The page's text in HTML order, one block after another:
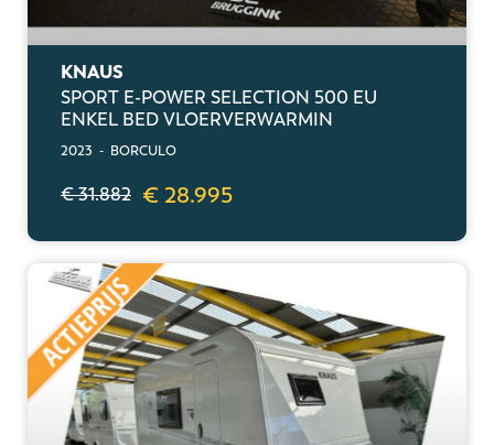
KNAUS
SPORT E-POWER SELECTION 500 EU
ENKEL BED VLOERVERWARMIN
2023 - BORCULO
€ 31.882 € 28.995